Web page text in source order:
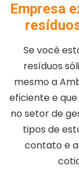
Empresa
Se você
resíduos
mesmo a
eficiente e
no setor de
tipos de
contato e